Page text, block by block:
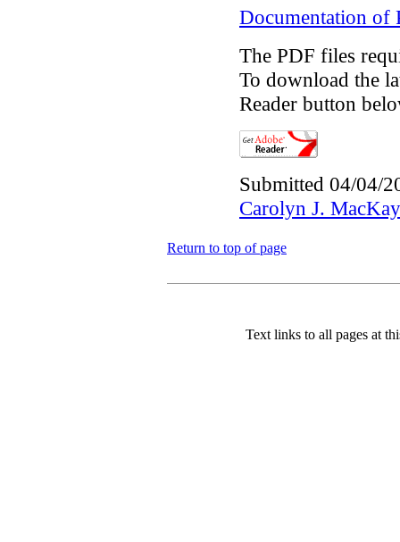
Documentation of
The PDF files
To download the
Reader button
Submitted 04/04/
Carolyn J. MacKay
Return to top of page
Text links to all pages at